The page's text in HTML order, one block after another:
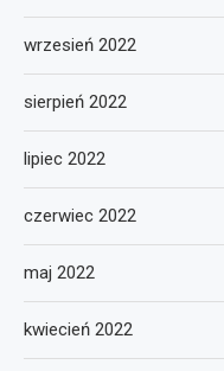
wrzesień 2022
sierpień 2022
lipiec 2022
czerwiec 2022
maj 2022
kwiecień 2022